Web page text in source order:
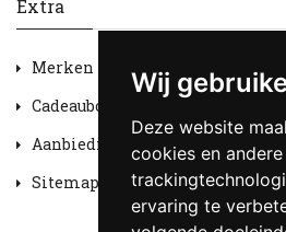
Wij
Deze website
cookies en andere
ervaring te
Extra
Merken
Cadeaubon
Aanbiedingen
Sitemap